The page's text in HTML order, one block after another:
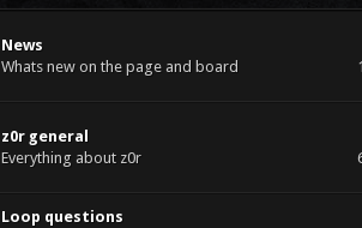
News
Whats new on the page and board
z0r general
Everything about z0r
Loop questions